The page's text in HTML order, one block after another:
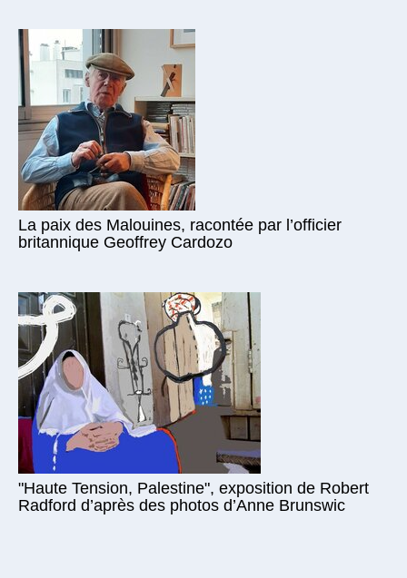
La paix des Malouines, racontée par l’officier
britannique Geoffrey Cardozo
"Haute Tension, Palestine", exposition de Robert
Radford d’après des photos d’Anne Brunswic